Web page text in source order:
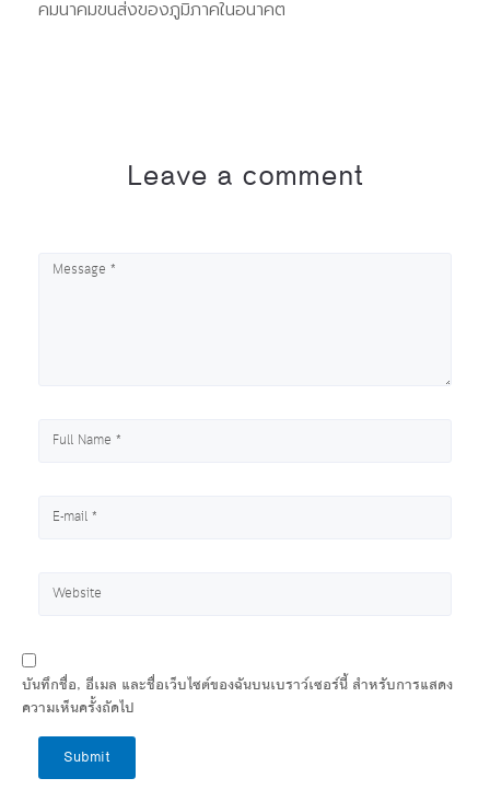
คมนาคมขนส่งของภูมิภาคในอนาคต
Leave a comment
บันทึกชื่อ, อีเมล และชื่อเว็บไซต์ของฉันบนเบราว์เซอร์นี้ สำหรับการแสดง
ความเห็นครั้งถัดไป
Submit